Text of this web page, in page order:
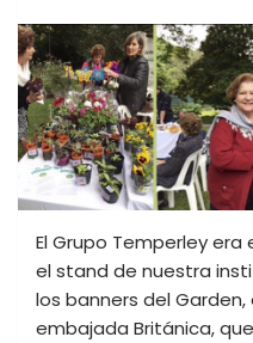
El Grupo Temperley
el stand de nuestra
los banners del
embajada Británica,